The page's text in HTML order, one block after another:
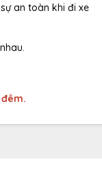
an toàn khi đi xe